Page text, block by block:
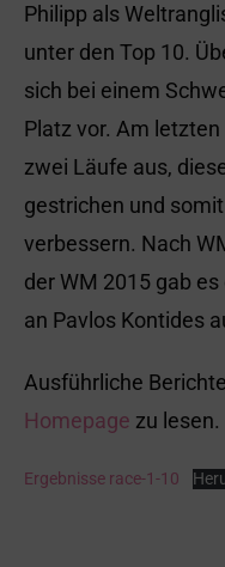
Philipp als
unter den Top 10.
sich bei einem
Platz vor. Am
zwei Läufe aus,
gestrichen und
verbessern. Nach
der WM 2015 gab es
an Pavlos Kontides
Ausführliche
Homepage zu lesen.
Ergebnisse race-1-10